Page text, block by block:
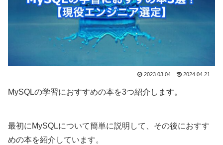
2023.03.04 2024.04.21
MySQLの学習におすすめの本を3つ紹介します。
最初にMySQLについて簡単に説明して、その後におすす
めの本を紹介しています。